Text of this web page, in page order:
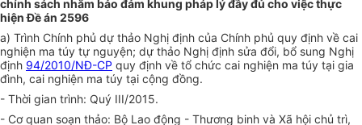
chính sách nhằm bảo đảm khung pháp lý đầy đủ cho việc thực
hiện Đề án 2596
a) Trình Chính phủ dự thảo Nghị định của Chính phủ quy định về cai
nghiện ma túy tự nguyện; dự thảo Nghị định sửa đổi, bổ sung Nghị
định 94/2010/NĐ-CP quy định về tổ chức cai nghiện ma túy tại gia
đình, cai nghiện ma túy tại cộng đồng.
- Thời gian trình: Quý III/2015.
- Cơ quan soạn thảo: Bộ Lao động - Thương binh và Xã hội chủ trì,